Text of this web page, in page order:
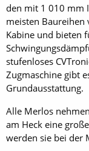
den mit 1 010 mm
meisten
Kabine und bieten
stufenloses
Zugmaschine gibt
Grundausstattung.
Alle Merlos
am Heck eine
werden sie bei der